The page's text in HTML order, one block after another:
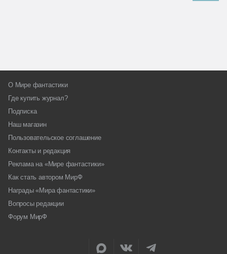
О Мире фантастики
Где купить журнал?
Подписка
Наш магазин
Пользовательское соглашение
Контакты и редакция
Реклама на «Мире фантастики»
Как стать автором МирФ
Награды «Мира фантастики»
Вопросы редакции
Форум МирФ